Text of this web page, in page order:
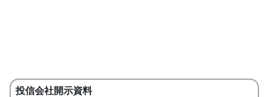
投信会社開示資料